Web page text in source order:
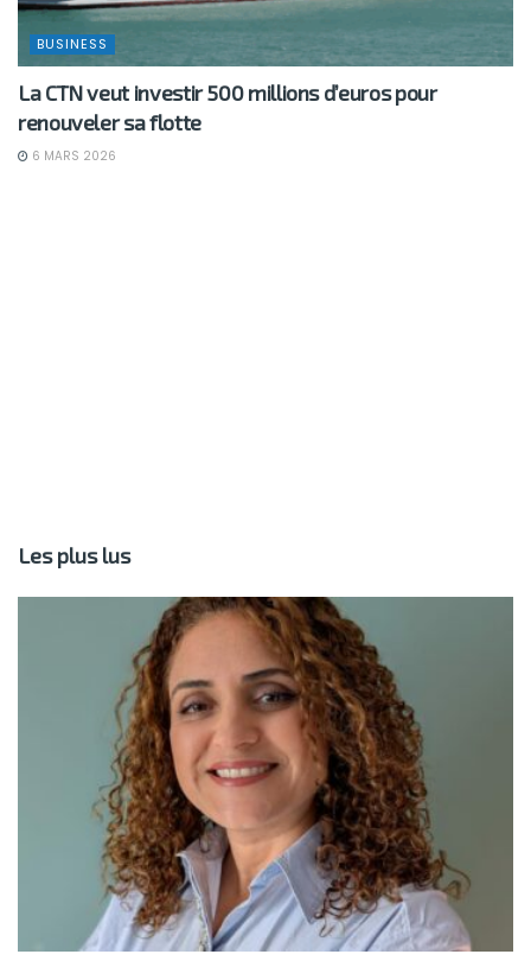
BUSINESS
La CTN veut investir 500 millions d’euros pour
renouveler sa flotte
6 MARS 2026
Les plus lus